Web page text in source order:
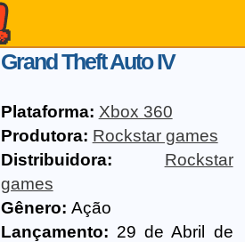
Grand Theft Auto IV
Plataforma: Xbox 360
Produtora: Rockstar games
Distribuidora:
Rockstar
games
Gênero: Ação
Lançamento: 29 de Abril de